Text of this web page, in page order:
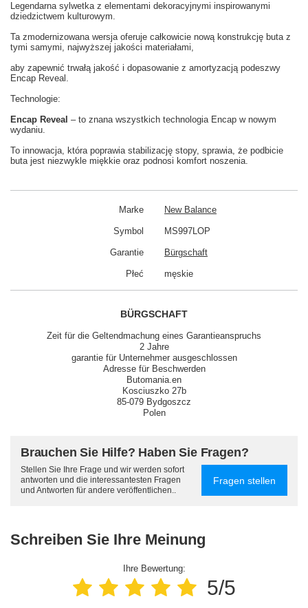
Legendarna sylwetka z elementami dekoracyjnymi inspirowanymi
dziedzictwem kulturowym.
Ta zmodernizowana wersja oferuje całkowicie nową konstrukcję buta z
tymi samymi, najwyższej jakości materiałami,
aby zapewnić trwałą jakość i dopasowanie z amortyzacją podeszwy
Encap Reveal.
Technologie:
Encap Reveal – to znana wszystkich technologia Encap w nowym
wydaniu.
To innowacja, która poprawia stabilizację stopy, sprawia, że podbicie
buta jest niezwykle miękkie oraz podnosi komfort noszenia.
Marke New Balance
Symbol MS997LOP
Garantie Bürgschaft
Płeć męskie
BÜRGSCHAFT
Zeit für die Geltendmachung eines Garantieanspruchs
2 Jahre
garantie für Unternehmer ausgeschlossen
Adresse für Beschwerden
Butomania.en
Kosciuszko 27b
85-079 Bydgoszcz
Polen
Brauchen Sie Hilfe? Haben Sie Fragen?
Stellen Sie Ihre Frage und wir werden sofort
antworten und die interessantesten Fragen
und Antworten für andere veröffentlichen..
Fragen stellen
Schreiben Sie Ihre Meinung
Ihre Bewertung:
5/5